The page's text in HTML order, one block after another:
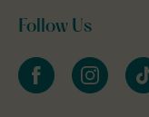
Follow Us
facebookinstagram